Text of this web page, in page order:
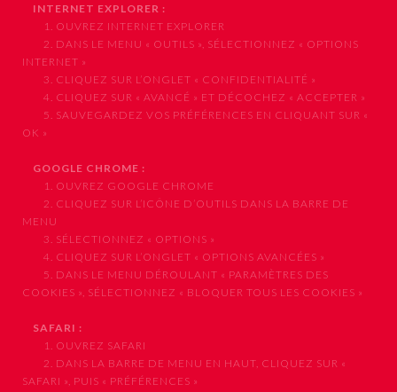
INTERNET EXPLORER :
1. OUVREZ INTERNET EXPLORER
2. DANS LE MENU « OUTILS », SÉLECTIONNEZ « OPTIONS
INTERNET »
3. CLIQUEZ SUR L’ONGLET « CONFIDENTIALITÉ »
4. CLIQUEZ SUR « AVANCÉ » ET DÉCOCHEZ « ACCEPTER »
5. SAUVEGARDEZ VOS PRÉFÉRENCES EN CLIQUANT SUR «
OK »
GOOGLE CHROME :
1. OUVREZ GOOGLE CHROME
2. CLIQUEZ SUR L’ICÔNE D’OUTILS DANS LA BARRE DE
MENU
3. SÉLECTIONNEZ « OPTIONS »
4. CLIQUEZ SUR L’ONGLET « OPTIONS AVANCÉES »
5. DANS LE MENU DÉROULANT « PARAMÈTRES DES
COOKIES », SÉLECTIONNEZ « BLOQUER TOUS LES COOKIES »
SAFARI :
1. OUVREZ SAFARI
2. DANS LA BARRE DE MENU EN HAUT, CLIQUEZ SUR «
SAFARI », PUIS « PRÉFÉRENCES »